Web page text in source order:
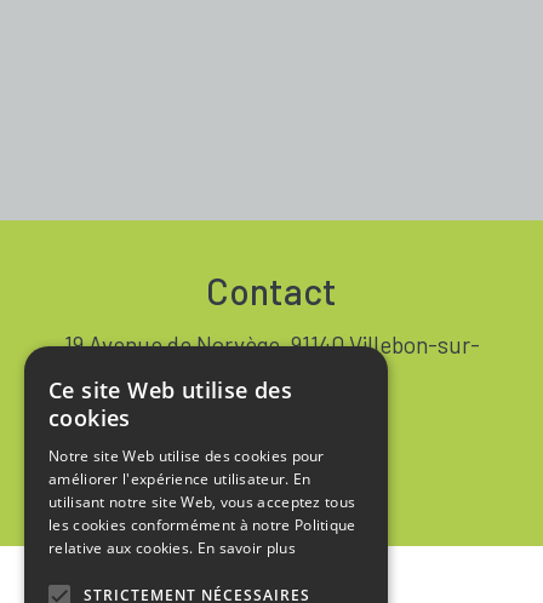
Contact
19 Avenue de Norvège, 91140 Villebon-sur-
+33 1 64 53 37 90
Contact
Accueil
Ce site Web utilise des
cookies
Notre site Web utilise des cookies pour
améliorer l'expérience utilisateur. En
utilisant notre site Web, vous acceptez tous
les cookies conformément à notre Politique
relative aux cookies. En savoir plus
STRICTEMENT NÉCESSAIRES